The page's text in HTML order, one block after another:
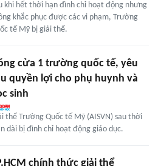
khi hết thời hạn đình chỉ hoạt động nhưng
khắc phục được các vi phạm, Trường
tế Mỹ bị giải thể.
cửa 1 trường quốc tế, yêu
quyền lợi cho phụ huynh và
sinh
thể Trường Quốc tế Mỹ (AISVN) sau thời
dài bị đình chỉ hoạt động giáo dục.
chính thức giải thể